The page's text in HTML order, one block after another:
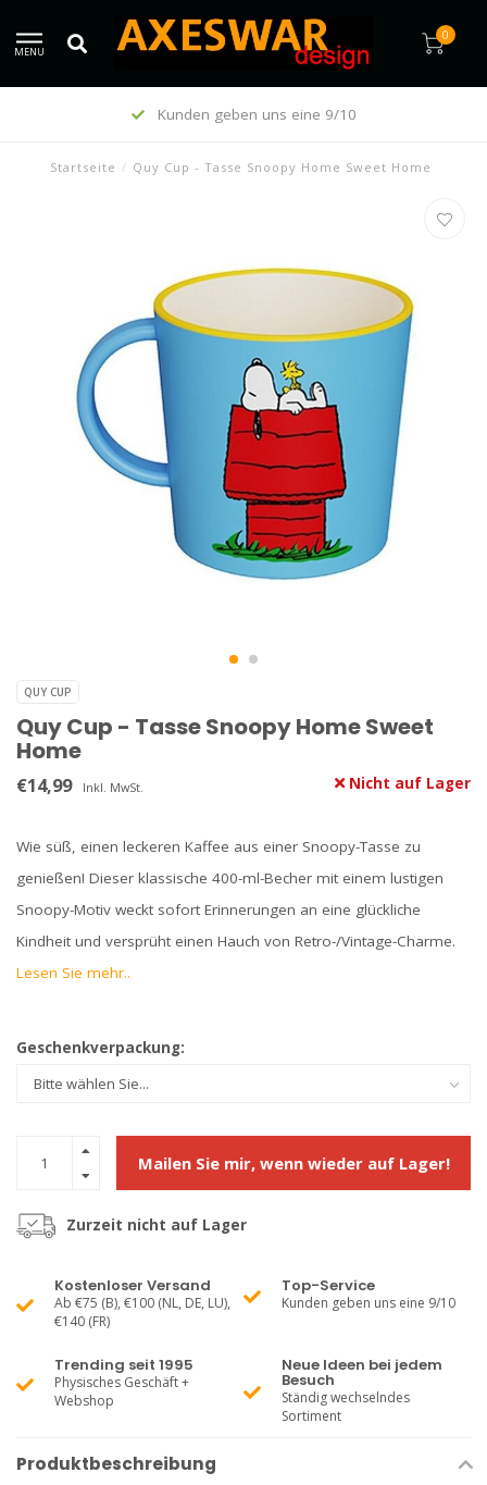
MENU
0
Kunden geben uns eine 9/10
Startseite / Quy Cup - Tasse Snoopy Home Sweet Home
QUY CUP
Quy Cup - Tasse Snoopy Home Sweet
Home
€14,99 Inkl. MwSt. Nicht auf Lager
Wie süß, einen leckeren Kaffee aus einer Snoopy-Tasse zu
genießen! Dieser klassische 400-ml-Becher mit einem lustigen
Snoopy-Motiv weckt sofort Erinnerungen an eine glückliche
Kindheit und versprüht einen Hauch von Retro-/Vintage-Charme.
Lesen Sie mehr..
Geschenkverpackung:
Mailen Sie mir, wenn wieder auf Lager!
Zurzeit nicht auf Lager
Kostenloser Versand
Ab €75 (B), €100 (NL, DE, LU),
€140 (FR)
Top-Service
Kunden geben uns eine 9/10
Trending seit 1995
Physisches Geschäft +
Webshop
Neue Ideen bei jedem
Besuch
Ständig wechselndes
Sortiment
Produktbeschreibung